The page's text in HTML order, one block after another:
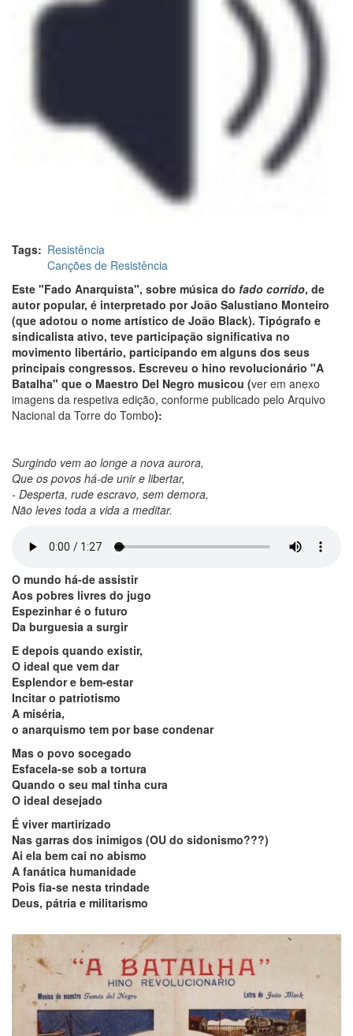
Tags
Resistência
Canções de Resistência
Este "Fado Anarquista", sobre música do fado corrido, de
autor popular, é interpretado por João Salustiano Monteiro
(que adotou o nome artístico de João Black). Tipógrafo e
sindicalista ativo, teve participação significativa no
movimento libertário, participando em alguns dos seus
principais congressos. Escreveu o hino revolucionário "A
Batalha" que o Maestro Del Negro musicou (ver em anexo
imagens da respetiva edição, conforme publicado pelo Arquivo
Nacional da Torre do Tombo):
Surgindo vem ao longe a nova aurora,
Que os povos há-de unir e libertar,
- Desperta, rude escravo, sem demora,
Não leves toda a vida a meditar.
O mundo há-de assistir
Aos pobres livres do jugo
Espezinhar é o futuro
Da burguesia a surgir
E depois quando existir,
O ideal que vem dar
Esplendor e bem-estar
Incitar o patriotismo
A miséria,
o anarquismo tem por base condenar
Mas o povo socegado
Esfacela-se sob a tortura
Quando o seu mal tinha cura
O ideal desejado
É viver martirizado
Nas garras dos inimigos (OU do sidonismo???)
Ai ela bem cai no abismo
A fanática humanidade
Pois fia-se nesta trindade
Deus, pátria e militarismo